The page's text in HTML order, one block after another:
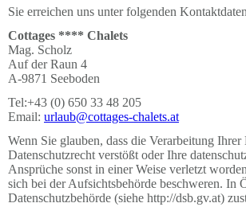
Sie erreichen uns unter folgenden
Cottages **** Chalets
Mag. Scholz
Auf der Raun 4
A-9871 Seeboden
Tel:+43 (0) 650 33 48 205
Email: urlaub@cottages-chalets.at
Wenn Sie glauben, dass die Verarbeitung Ihrer
Datenschutzrecht verstößt oder Ihre
Ansprüche sonst in einer Weise verletzt
sich bei der Aufsichtsbehörde beschweren. In
Datenschutzbehörde (siehe http://dsb.gv.at)